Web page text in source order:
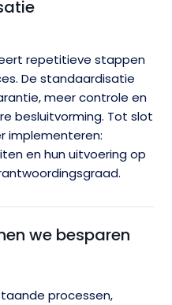
repetitieve stappen
De standaardisatie
meer controle en
besluitvorming. Tot slot
implementeren:
en hun uitvoering op
we besparen
processen,